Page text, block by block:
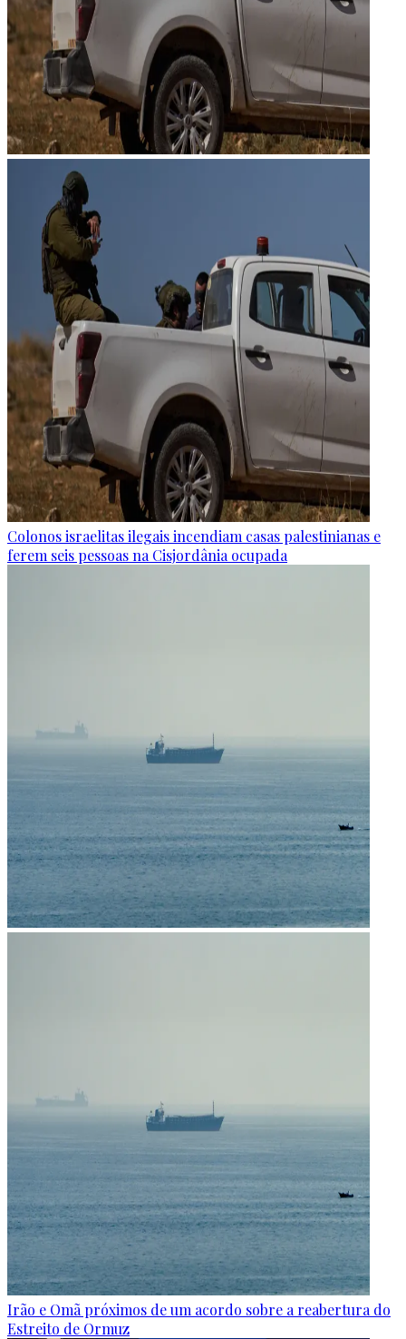
Colonos israelitas ilegais incendiam casas palestinianas e
ferem seis pessoas na Cisjordânia ocupada
Irão e Omã próximos de um acordo sobre a reabertura do
Estreito de Ormuz